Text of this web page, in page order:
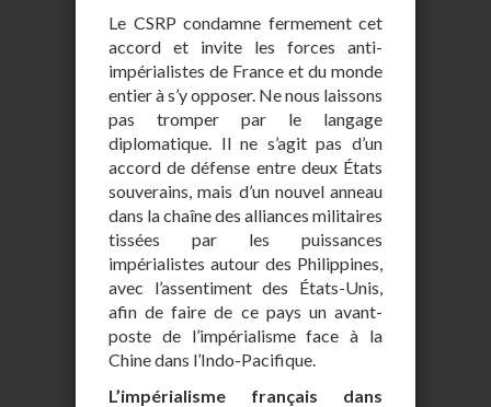
Le CSRP condamne fermement cet
accord et invite les forces anti-
impérialistes de France et du monde
entier à s’y opposer. Ne nous laissons
pas tromper par le langage
diplomatique. Il ne s’agit pas d’un
accord de défense entre deux États
souverains, mais d’un nouvel anneau
dans la chaîne des alliances militaires
tissées par les puissances
impérialistes autour des Philippines,
avec l’assentiment des États-Unis,
afin de faire de ce pays un avant-
poste de l’impérialisme face à la
Chine dans l’Indo-Pacifique.
L’impérialisme français dans